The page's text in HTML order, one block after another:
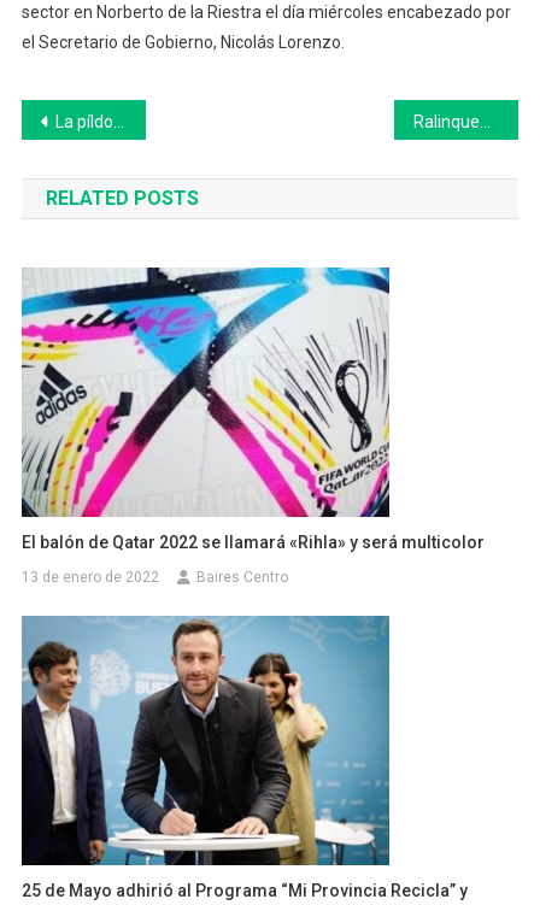
sector en Norberto de la Riestra el día miércoles encabezado por
el Secretario de Gobierno, Nicolás Lorenzo.
Navegación
de
entradas
La píldora de Pfizer contra el Covid fue aprobada en Europa
RELATED POSTS
El balón de Qatar 2022 se llamará «Rihla» y será multicolor
13 de enero de 2022 Baires Centro
25 de Mayo adhirió al Programa “Mi Provincia Recicla” y